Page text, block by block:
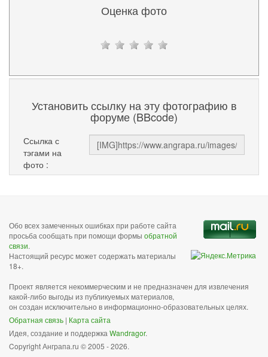
Оценка фото
Установить ссылку на эту фотографию в
форуме (BBcode)
Ссылка с
тэгами на
фото :
Обо всех замеченных ошибках при работе сайта
просьба сообщать при помощи формы обратной
связи.
Настоящий ресурс может содержать материалы
18+.
Проект является некоммерческим и не предназначен для извлечения
какой-либо выгоды из публикуемых материалов,
он создан исключительно в информационно-образовательных целях.
Обратная связь | Карта сайта
Идея, создание и поддержка Wandragor.
Copyright Анграпа.ru © 2005 - 2026.